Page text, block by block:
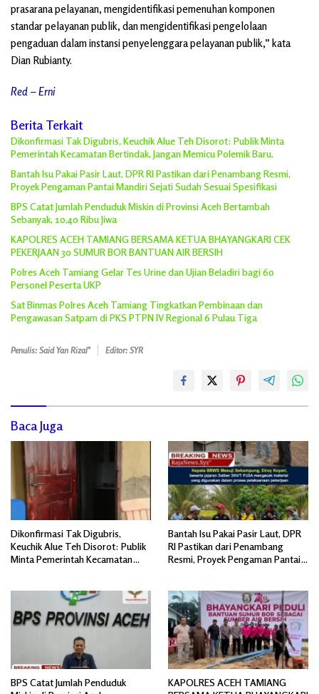
prasarana pelayanan, mengidentifikasi pemenuhan komponen
standar pelayanan publik, dan mengidentifikasi pengelolaan
pengaduan dalam instansi penyelenggara pelayanan publik,” kata
Dian Rubianty.
Red – Erni
Berita Terkait
Dikonfirmasi Tak Digubris, Keuchik Alue Teh Disorot: Publik Minta
Pemerintah Kecamatan Bertindak, Jangan Memicu Polemik Baru.
Bantah Isu Pakai Pasir Laut, DPR RI Pastikan dari Penambang Resmi,
Proyek Pengaman Pantai Mandiri Sejati Sudah Sesuai Spesifikasi
BPS Catat Jumlah Penduduk Miskin di Provinsi Aceh Bertambah
Sebanyak, 10,40 Ribu Jiwa
KAPOLRES ACEH TAMIANG BERSAMA KETUA BHAYANGKARI CEK
PEKERJAAN 30 SUMUR BOR BANTUAN AIR BERSIH
Polres Aceh Tamiang Gelar Tes Urine dan Ujian Beladiri bagi 60
Personel Peserta UKP
Sat Binmas Polres Aceh Tamiang Tingkatkan Pembinaan dan
Pengawasan Satpam di PKS PTPN IV Regional 6 Pulau Tiga
Penulis: Said Yan Rizal" Editor: SYR
Baca Juga
Dikonfirmasi Tak Digubris,
Keuchik Alue Teh Disorot: Publik
Minta Pemerintah Kecamatan
Bantah Isu Pakai Pasir Laut, DPR
RI Pastikan dari Penambang
Resmi, Proyek Pengaman Pantai
BPS Catat Jumlah Penduduk
KAPOLRES ACEH TAMIANG